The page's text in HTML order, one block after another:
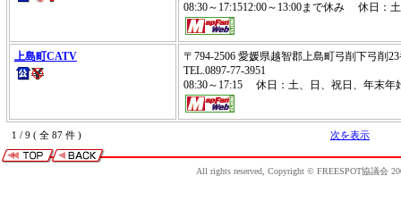
08:30～17:1512:00～13:00まで休み 休日：
上島町CATV
〒794-2506 愛媛県越智郡上島町弓削下弓削
TEL.0897-77-3951
08:30～17:15 休日：土、日、祝日、年末年
1 / 9 ( 全 87 件 ) 次を表示
All rights reserved, Copyright © FREESPOT協議会